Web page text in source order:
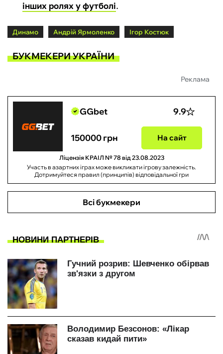
інших ролях у футболі.
Динамо Андрій Ярмоленко Ігор Костюк
БУКМЕКЕРИ УКРАЇНИ
Реклама
GGbet 9.9
150000 грн На сайт
Ліцензія КРАІЛ № 78 від 23.08.2023
Участь в азартних іграх може викликати ігрову залежність.
Дотримуйтеся правил (принципів) відповідальної гри
Всі букмекери